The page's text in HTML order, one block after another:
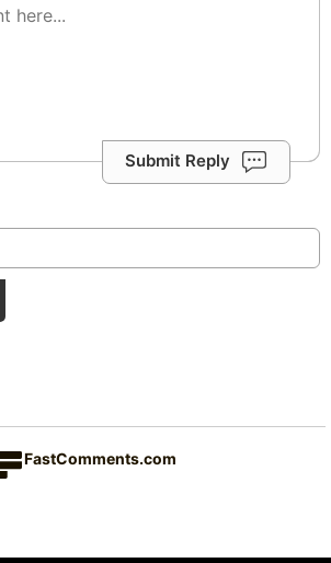
Submit Reply
FastComments.com